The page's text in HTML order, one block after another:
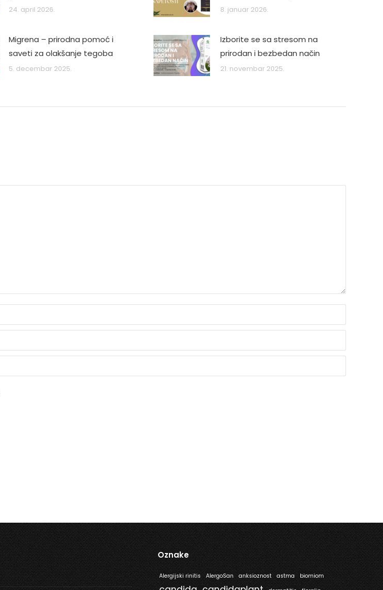
24. april 2026. 8. januar 2026.
Migrena – prirodna pomoć i
saveti za olakšanje tegoba
5. decembar 2025.
Izborite se sa stresom na
prirodan i bezbedan način
21. novembar 2025.
Oznake
Alergijski rinitis AlergoSan anksioznost astma biomiom